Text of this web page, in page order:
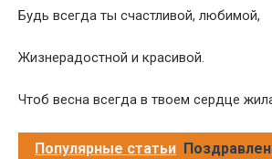
Будь всегда ты счастливой, любимой,
Жизнерадостной и красивой.
Чтоб весна всегда в твоем сердце
Популярные статьи